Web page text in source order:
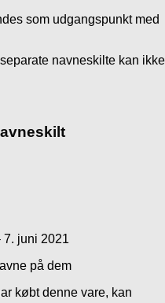
som udgangspunkt med
navneskilte kan ikke
7. juni 2021
på dem
købt denne vare, kan